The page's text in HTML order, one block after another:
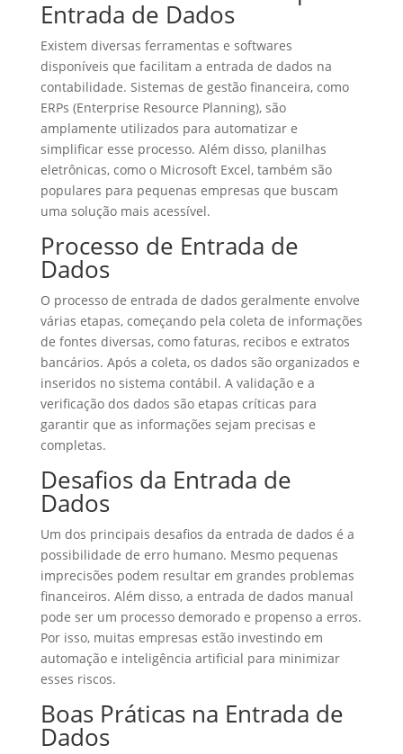
Entrada de Dados
Existem diversas ferramentas e softwares
disponíveis que facilitam a entrada de dados na
contabilidade. Sistemas de gestão financeira, como
ERPs (Enterprise Resource Planning), são
amplamente utilizados para automatizar e
simplificar esse processo. Além disso, planilhas
eletrônicas, como o Microsoft Excel, também são
populares para pequenas empresas que buscam
uma solução mais acessível.
Processo de Entrada de
Dados
O processo de entrada de dados geralmente envolve
várias etapas, começando pela coleta de informações
de fontes diversas, como faturas, recibos e extratos
bancários. Após a coleta, os dados são organizados e
inseridos no sistema contábil. A validação e a
verificação dos dados são etapas críticas para
garantir que as informações sejam precisas e
completas.
Desafios da Entrada de
Dados
Um dos principais desafios da entrada de dados é a
possibilidade de erro humano. Mesmo pequenas
imprecisões podem resultar em grandes problemas
financeiros. Além disso, a entrada de dados manual
pode ser um processo demorado e propenso a erros.
Por isso, muitas empresas estão investindo em
automação e inteligência artificial para minimizar
esses riscos.
Boas Práticas na Entrada de
Dados